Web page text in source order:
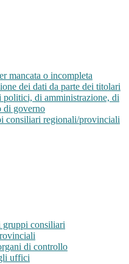
mancata o incompleta
dei dati da parte dei titolari
politici, di amministrazione, di
di governo
consiliari regionali/provinciali
gruppi consiliari
di controllo
uffici